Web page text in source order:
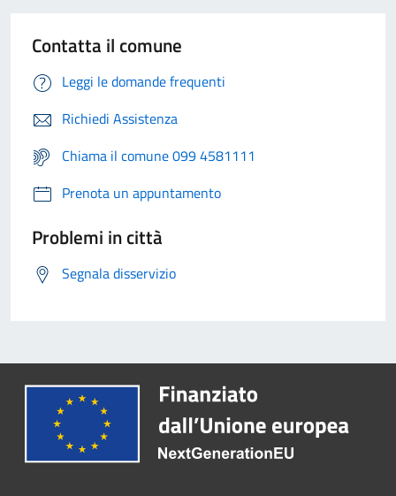
Contatta il comune
Leggi le domande frequenti
Richiedi Assistenza
Chiama il comune 099 4581111
Prenota un appuntamento
Problemi in città
Segnala disservizio